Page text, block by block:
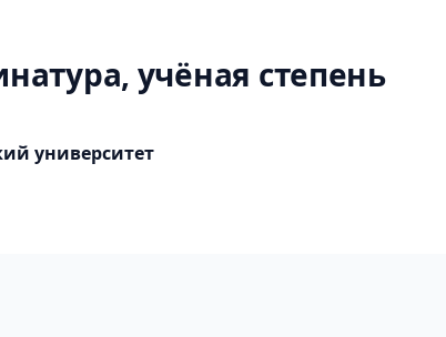
учёная степень
университет